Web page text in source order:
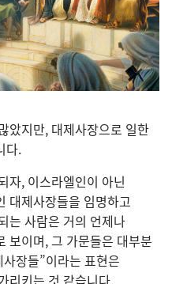
았지만, 대제사장으로 일한
다.
자, 이스라엘인이 아닌
대제사장들을 임명하고
는 사람은 거의 언제나
보이며, 그 가문들은 대부분
장들”이라는 표현은